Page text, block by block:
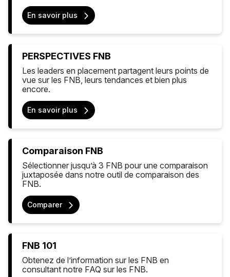
En savoir plus
PERSPECTIVES FNB
Les leaders en placement partagent leurs points de
vue sur les FNB, leurs tendances et bien plus
encore.
En savoir plus
Comparaison FNB
Sélectionner jusqu’à 3 FNB pour une comparaison
juxtaposée dans notre outil de comparaison des
FNB.
Comparer
FNB 101
Obtenez de l’information sur les FNB en
consultant notre FAQ sur les FNB.